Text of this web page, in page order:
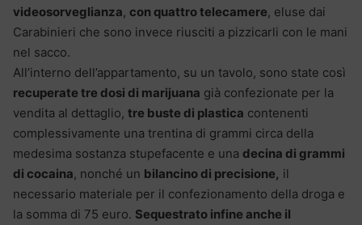
videosorveglianza, con quattro telecamere, eluse dai
Carabinieri che sono invece riusciti a pizzicarli con le mani
nel sacco.
All’interno dell’appartamento, su un tavolo, sono state così
recuperate tre dosi di marijuana già confezionate per la
vendita al dettaglio, tre buste di plastica contenenti
complessivamente una trentina di grammi circa della
medesima sostanza stupefacente e una decina di grammi
di cocaina, nonché un bilancino di precisione, il
necessario materiale per il confezionamento della droga e
la somma di 75 euro. Sequestrato infine anche il